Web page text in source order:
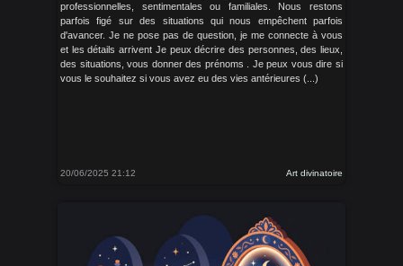
professionnelles, sentimentales ou familiales. Nous restons
parfois figé sur des situations qui nous empêchent parfois
d'avancer. Je ne pose pas de question, je me connecte à vous
et les détails arrivent Je peux décrire des personnes, des lieux,
des situations, vous donner des prénoms . Je peux vous dire si
vous le souhaitez si vous avez eu des vies antérieures (...)
20/06/2025 21:12 Art divinatoire